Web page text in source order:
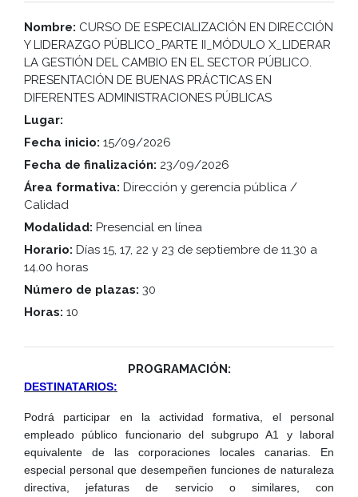
Nombre: CURSO DE ESPECIALIZACIÓN EN DIRECCIÓN
Y LIDERAZGO PÚBLICO_PARTE II_MÓDULO X_LIDERAR
LA GESTIÓN DEL CAMBIO EN EL SECTOR PÚBLICO.
PRESENTACIÓN DE BUENAS PRÁCTICAS EN
DIFERENTES ADMINISTRACIONES PÚBLICAS
Lugar:
Fecha inicio: 15/09/2026
Fecha de finalización: 23/09/2026
Área formativa: Dirección y gerencia pública /
Calidad
Modalidad: Presencial en línea
Horario: Días 15, 17, 22 y 23 de septiembre de 11.30 a
14.00 horas
Número de plazas: 30
Horas: 10
PROGRAMACIÓN:
DESTINATARIOS:
Podrá participar en la actividad formativa, el personal
empleado público funcionario del subgrupo A1 y laboral
equivalente de las corporaciones locales canarias. En
especial personal que desempeñen funciones de naturaleza
directiva, jefaturas de servicio o similares, con